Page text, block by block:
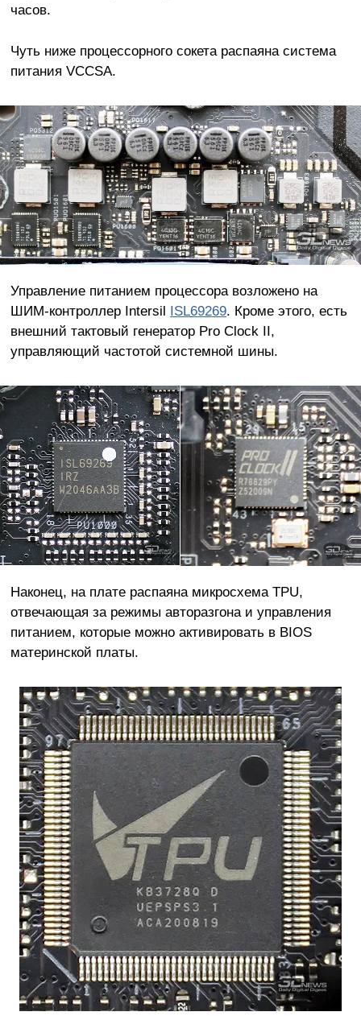
часов.
Чуть ниже процессорного сокета распаяна система
питания VCCSA.
Управление питанием процессора возложено на
ШИМ-контроллер Intersil ISL69269. Кроме этого, есть
внешний тактовый генератор Pro Clock II,
управляющий частотой системной шины.
Наконец, на плате распаяна микросхема TPU,
отвечающая за режимы авторазгона и управления
питанием, которые можно активировать в BIOS
материнской платы.